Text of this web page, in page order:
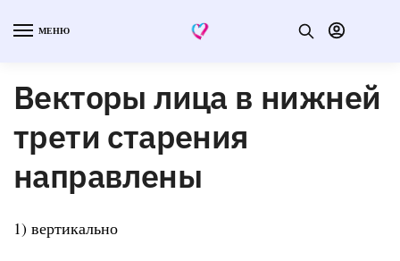
МЕНЮ
Векторы лица в нижней
трети старения
направлены
1) вертикально